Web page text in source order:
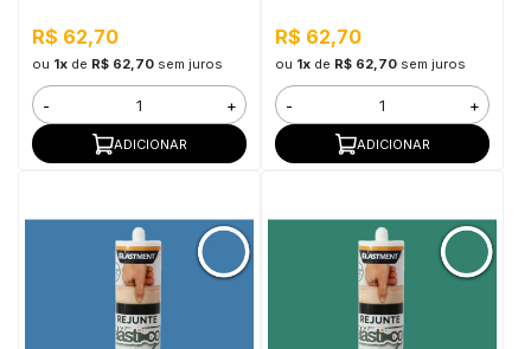
R$ 62,70
ou 1xde R$ 62,70 sem juros
- +
ADICIONAR
R$ 62,70
ou 1xde R$ 62,70 sem juros
- +
ADICIONAR